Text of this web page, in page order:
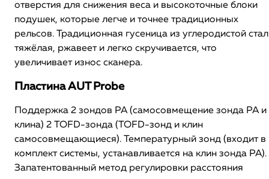
отверстия для снижения веса и высокоточные блоки
подушек, которые легче и точнее традиционных
рельсов. Традиционная гусеница из углеродистой
тяжёлая, ржавеет и легко скручивается, что
увеличивает износ сканера.
Пластина AUT Probe
Поддержка 2 зондов PA (самосовмещение зонда PA и
клина) 2 TOFD-зонда (TOFD-зонд и клин
самосовмещающиеся). Температурный зонд (входит в
комплект системы, устанавливается на клин зонда PA).
Запатентованный метод регулировки расстояния